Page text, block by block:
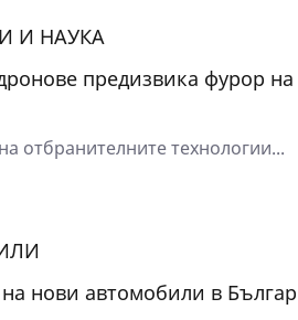
И НАУКА
предизвика фурор на
отбранителните технологии...
нови автомобили в